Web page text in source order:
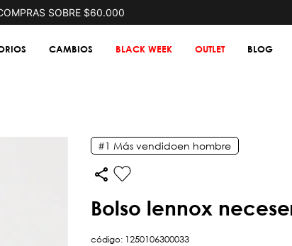
SOBRE $60.000
CAMBIOS BLACK WEEK OUTLET BLOG
#1 Más vendidoen hombre
bolso lennox
código: 1250106300033